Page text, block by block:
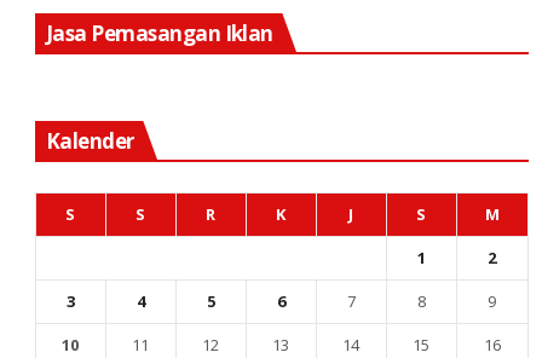
Jasa Pemasangan Iklan
Kalender
S S R K J S
M
1
2
3
4 5 6 7 8
9
10
11 12 13 14 15
16